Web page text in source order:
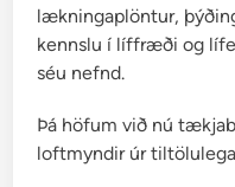
lækningaplöntur,
kennslu í líffræði og
séu nefnd.
Þá höfum við nú
loftmyndir úr